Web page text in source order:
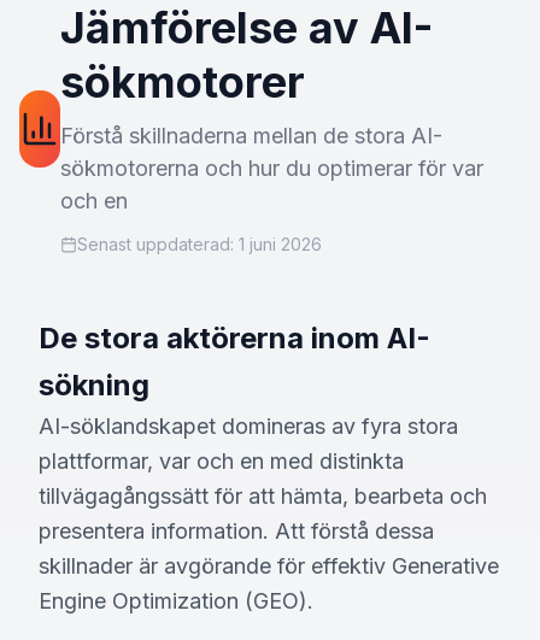
Jämförelse av AI-
sökmotorer
Förstå skillnaderna mellan de stora AI-
sökmotorerna och hur du optimerar för var
och en
Senast uppdaterad: 1 juni 2026
De stora aktörerna inom AI-
sökning
AI-söklandskapet domineras av fyra stora
plattformar, var och en med distinkta
tillvägagångssätt för att hämta, bearbeta och
presentera information. Att förstå dessa
skillnader är avgörande för effektiv Generative
Engine Optimization (GEO).